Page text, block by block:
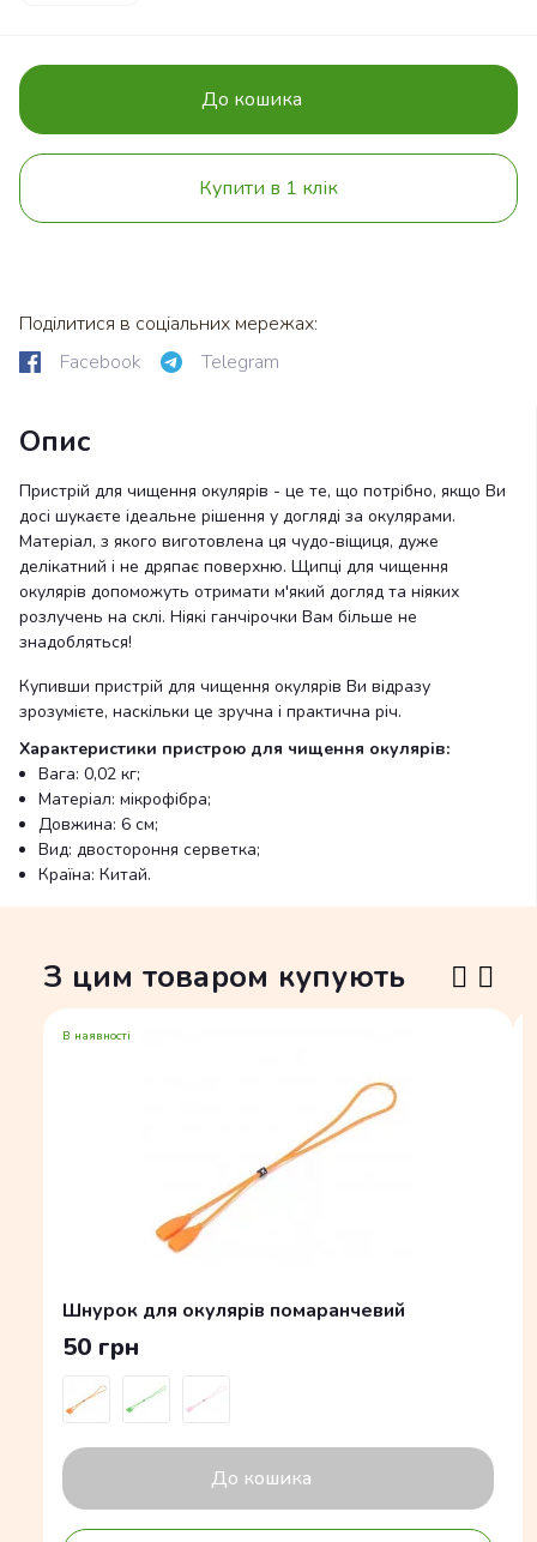
До кошика
Купити в 1 клік
Поділитися в соціальних мережах:
Facebook
Telegram
Опис
Пристрій для чищення окулярів - це те, що потрібно, якщо Ви
досі шукаєте ідеальне рішення у догляді за окулярами.
Матеріал, з якого виготовлена ця чудо-віщиця, дуже
делікатний і не дряпає поверхню. Щипці для чищення
окулярів допоможуть отримати м'який догляд та ніяких
розлучень на склі. Ніякі ганчірочки Вам більше не
знадобляться!
Купивши пристрій для чищення окулярів Ви відразу
зрозумієте, наскільки це зручна і практична річ.
Характеристики пристрою для чищення окулярів:
Вага: 0,02 кг;
Матеріал: мікрофібра;
Довжина: 6 см;
Вид: двостороння серветка;
Країна: Китай.
З цим товаром купують
В наявності
Шнурок для окулярів помаранчевий
50 грн
До кошика